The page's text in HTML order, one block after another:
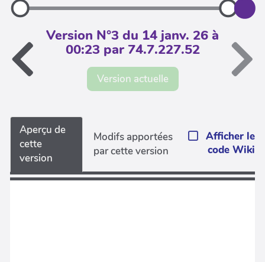
Version N°3 du 14 janv. 26 à
00:23 par 74.7.227.52
Version actuelle
Aperçu de
cette
version
Modifs apportées
par cette version
Afficher le
code Wiki